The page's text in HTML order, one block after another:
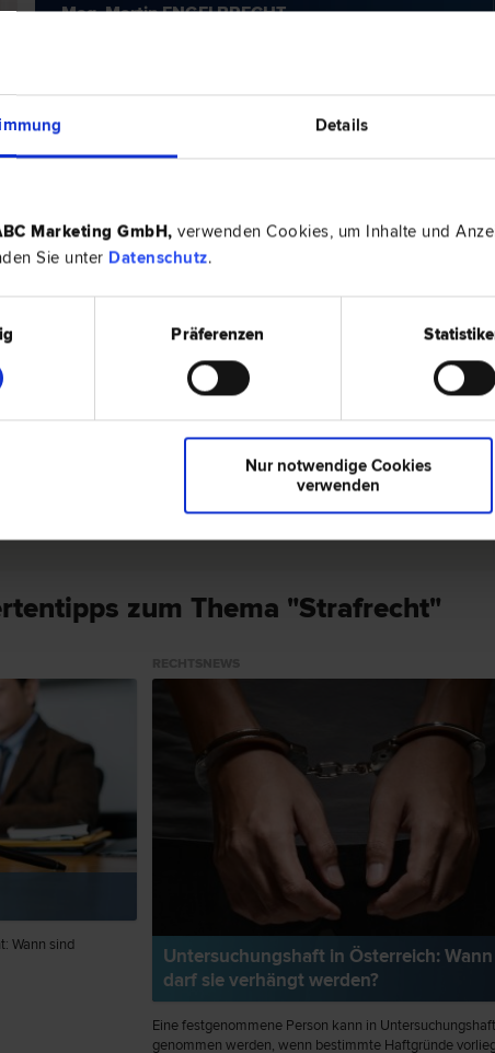
Details
Marketing GmbH, verwenden Cookies, um Inhalte und
Sie unter Datenschutz.
Präferenzen
Nur notwendige Cookies
verwenden
Mag. Martin ENGELBRECHT
| Familien­recht | Schadenersatz- und Gewährleistungs­
und Gewährleistungs­recht
zum Thema "Strafrecht"
Wann sind
Untersuchungshaft in Österreich: Wann
darf sie verhängt werden?
Eine festgenommene Person kann in Untersuchungshaft
genommen werden, wenn bestimmte Haftgründe